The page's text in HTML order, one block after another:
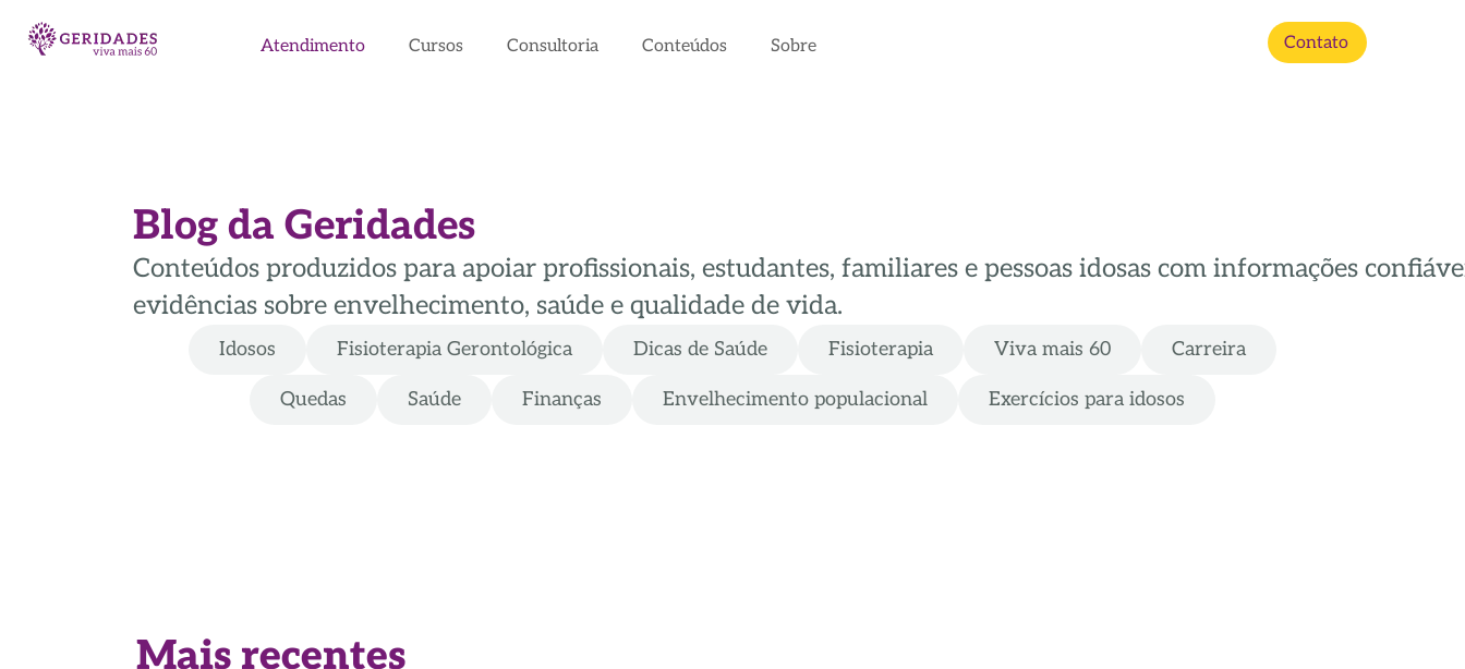
Atendimento Cursos Consultoria Conteúdos Sobre Contato
Blog da Geridades
Conteúdos produzidos para apoiar profissionais, estudantes, familiares e pessoas idosas com informações
evidências sobre envelhecimento, saúde e qualidade de vida.
Idosos Fisioterapia Gerontológica Dicas de Saúde Fisioterapia Viva mais 60 Carreira
Quedas Saúde Finanças Envelhecimento populacional Exercícios para idosos
Mais recentes